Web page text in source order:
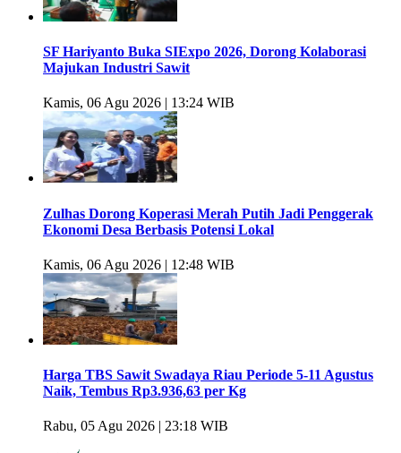
SF Hariyanto Buka SIExpo 2026, Dorong Kolaborasi
Majukan Industri Sawit
Kamis, 06 Agu 2026 | 13:24 WIB
Zulhas Dorong Koperasi Merah Putih Jadi Penggerak
Ekonomi Desa Berbasis Potensi Lokal
Kamis, 06 Agu 2026 | 12:48 WIB
Harga TBS Sawit Swadaya Riau Periode 5-11 Agustus
Naik, Tembus Rp3.936,63 per Kg
Rabu, 05 Agu 2026 | 23:18 WIB